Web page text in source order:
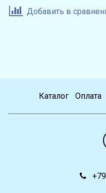
Добавить в
Каталог Оплата